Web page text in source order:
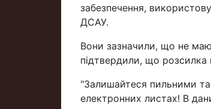
забезпечення,
ДСАУ.
Вони зазначили, що не
підтвердили, що розсилка
"Залишайтеся пильними та
електронних листах! В